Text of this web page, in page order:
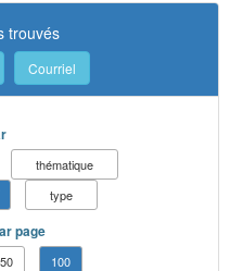
trouvés
Courriel
thématique
type
page
50 100